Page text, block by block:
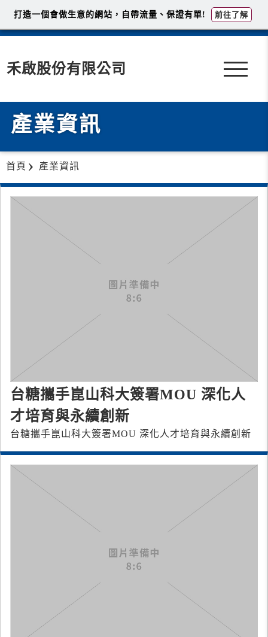
禾啟股份有限公司
產業資訊
首頁 產業資訊
台糖攜手崑山科大簽署MOU 深化人
才培育與永續創新
台糖攜手崑山科大簽署MOU 深化人才培育與永續創新
打造一個會做生意的網站，自帶流量、保證有單! 前往了解